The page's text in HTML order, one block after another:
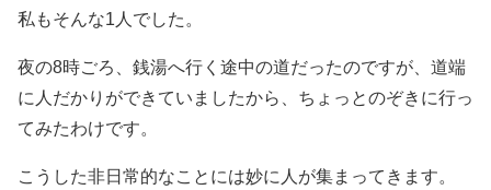
私もそんな1人でした。
夜の8時ごろ、銭湯へ行く途中の道だったのですが、道端
に人だかりができていましたから、ちょっとのぞきに行っ
てみたわけです。
こうした非日常的なことには妙に人が集まってきます。